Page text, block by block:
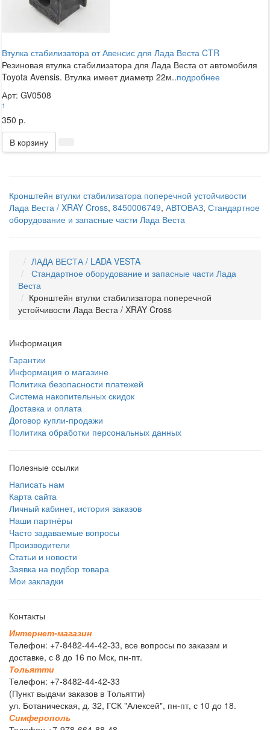
Втулка стабилизатора от Авенсис для Лада Веста CTR
Резиновая втулка стабилизатора для Лада Веста от автомобиля
Toyota Avensis. Втулка имеет диаметр 22м..подробнее
Арт: GV0508
1
350 р.
В корзину
Кронштейн втулки стабилизатора поперечной устойчивости
Лада Веста / XRAY Cross, 8450006749, АВТОВАЗ, Стандартное
оборудование и запасные части Лада Веста
ЛАДА ВЕСТА / LADA VESTA
Стандартное оборудование и запасные части Лада
Веста
Кронштейн втулки стабилизатора поперечной
устойчивости Лада Веста / XRAY Cross
Информация
Гарантии
Информация о магазине
Политика безопасности платежей
Система накопительных скидок
Доставка и оплата
Договор купли-продажи
Политика обработки персональных данных
Полезные ссылки
Написать нам
Карта сайта
Личный кабинет, история заказов
Наши партнёры
Часто задаваемые вопросы
Производители
Статьи и новости
Заявка на подбор товара
Мои закладки
Контакты
Интернет-магазин
Телефон: +7-8482-44-42-33, все вопросы по заказам и
доставке, с 8 до 16 по Мск, пн-пт.
Тольятти
Телефон: +7-8482-44-42-33
(Пункт выдачи заказов в Тольятти)
ул. Ботаническая, д. 32, ГСК "Алексей", пн-пт, с 10 до 18.
Симферополь